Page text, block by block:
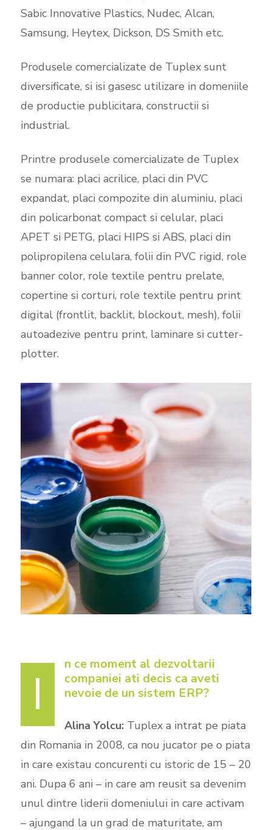
Sabic Innovative Plastics, Nudec, Alcan,
Samsung, Heytex, Dickson, DS Smith etc.
Produsele comercializate de Tuplex sunt
diversificate, si isi gasesc utilizare in domeniile
de productie publicitara, constructii si
industrial.
Printre produsele comercializate de Tuplex
se numara: placi acrilice, placi din PVC
expandat, placi compozite din aluminiu, placi
din policarbonat compact si celular, placi
APET si PETG, placi HIPS si ABS, placi din
polipropilena celulara, folii din PVC rigid, role
banner color, role textile pentru prelate,
copertine si corturi, role textile pentru print
digital (frontlit, backlit, blockout, mesh), folii
autoadezive pentru print, laminare si cutter-
plotter.
I
n ce moment al dezvoltarii
companiei ati decis ca aveti
nevoie de un sistem ERP?
Alina Yolcu: Tuplex a intrat pe piata
din Romania in 2008, ca nou jucator pe o piata
in care existau concurenti cu istoric de 15 – 20
ani. Dupa 6 ani – in care am reusit sa devenim
unul dintre liderii domeniului in care activam
– ajungand la un grad de maturitate, am